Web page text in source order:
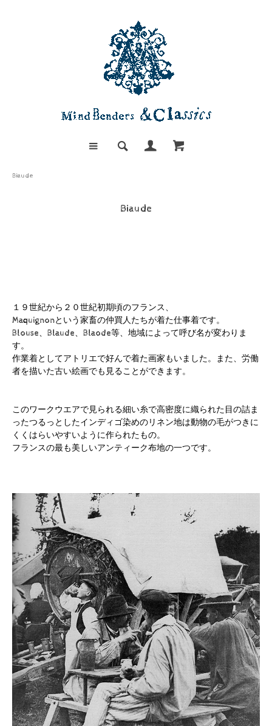
Biaude
Biaude
１９世紀から２０世紀初期頃のフランス、
Maquignonという家畜の仲買人たちが着た仕事着です。
Blouse、Blaude、Blaode等、地域によって呼び名が変わりま
す。
作業着としてアトリエで好んで着た画家もいました。また、労働
者を描いた古い絵画でも見ることができます。
このワークウエアで見られる細い糸で高密度に織られた目の詰ま
ったつるっとしたインディゴ染めのリネン地は動物の毛がつきに
くくはらいやすいように作られたもの。
フランスの最も美しいアンティーク布地の一つです。